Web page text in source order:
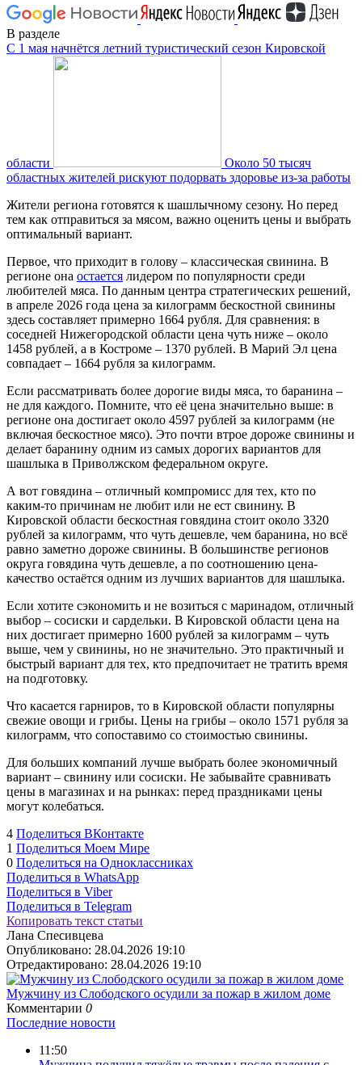
В разделе
С 1 мая начнётся летний туристический сезон Кировской
области
Около 50 тысяч
областных жителей рискуют подорвать здоровье из-за работы
Жители региона готовятся к шашлычному сезону. Но перед
тем как отправиться за мясом, важно оценить цены и выбрать
оптимальный вариант.
Первое, что приходит в голову – классическая свинина. В
регионе она остается лидером по популярности среди
любителей мяса. По данным центра стратегических решений,
в апреле 2026 года цена за килограмм бескостной свинины
здесь составляет примерно 1664 рубля. Для сравнения: в
соседней Нижегородской области цена чуть ниже – около
1458 рублей, а в Костроме – 1370 рублей. В Марий Эл цена
совпадает – 1664 рубля за килограмм.
Если рассматривать более дорогие виды мяса, то баранина –
не для каждого. Помните, что её цена значительно выше: в
регионе она достигает около 4597 рублей за килограмм (не
включая бескостное мясо). Это почти втрое дороже свинины и
делает баранину одним из самых дорогих вариантов для
шашлыка в Приволжском федеральном округе.
А вот говядина – отличный компромисс для тех, кто по
каким-то причинам не любит или не ест свинину. В
Кировской области бескостная говядина стоит около 3320
рублей за килограмм, что чуть дешевле, чем баранина, но всё
равно заметно дороже свинины. В большинстве регионов
округа говядина чуть дешевле, а по соотношению цена-
качество остаётся одним из лучших вариантов для шашлыка.
Если хотите сэкономить и не возиться с маринадом, отличный
выбор – сосиски и сардельки. В Кировской области цена на
них достигает примерно 1600 рублей за килограмм – чуть
выше, чем у свинины, но не значительно. Это практичный и
быстрый вариант для тех, кто предпочитает не тратить время
на подготовку.
Что касается гарниров, то в Кировской области популярны
свежие овощи и грибы. Цены на грибы – около 1571 рубля за
килограмм, что сопоставимо со стоимостью свинины.
Для больших компаний лучше выбрать более экономичный
вариант – свинину или сосиски. Не забывайте сравнивать
цены в магазинах и на рынках: перед праздниками цены
могут колебаться.
4 Поделиться ВКонтакте
1 Поделиться Моем Мире
0 Поделиться на Одноклассниках
Поделиться в WhatsApp
Поделиться в Viber
Поделиться в Telegram
Копировать текст статьи
Лана Спесивцева
Опубликовано: 28.04.2026 19:10
Отредактировано: 28.04.2026 19:10
Мужчину из Слободского осудили за пожар в жилом доме
Комментарии 0
Последние новости
11:50